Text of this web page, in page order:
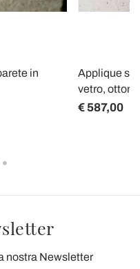
in
Applique
vetro, ottone
€ 587,00
nostra Newsletter